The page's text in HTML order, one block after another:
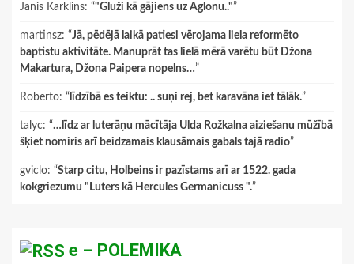
Janis Karklins: “"Gluži kā gājiens uz Aglonu.."”
martinsz: “Jā, pēdējā laikā patiesi vērojama liela reformēto
baptistu aktivitāte. Manuprāt tas lielā mērā varētu būt Džona
Makartura, Džona Paipera nopelns…”
Roberto: “ līdzībā es teiktu: .. suņi rej, bet karavāna iet tālāk.”
talyc: “…līdz ar luterāņu mācītāja Ulda Rožkalna aiziešanu mūžībā
šķiet nomiris arī beidzamais klausāmais gabals tajā radio”
gviclo: “Starp citu, Holbeins ir pazīstams arī ar 1522. gada
kokgriezumu "Luters kā Hercules Germanicuss ".”
e – POLEMIKA